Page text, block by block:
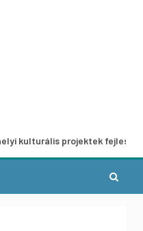
projektek fejlesztésére